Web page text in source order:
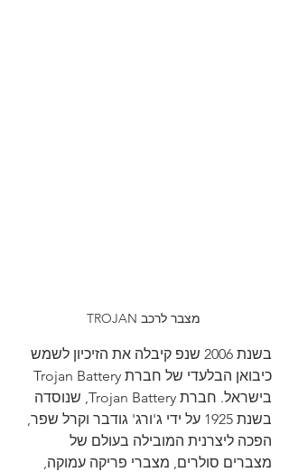
מצבר לרכב TROJAN
בשנת 2006 שנפ קיבלה את הזיכיון לשמש
בישראל. חברת Trojan Battery, שנוסדה
בשנת 1925 על ידי ג'ורג' גודבר וקרל שפר,
הפכה ליצרנית המובילה בעולם של
מצברים סולרים, מצברי פריקה עמוקה,